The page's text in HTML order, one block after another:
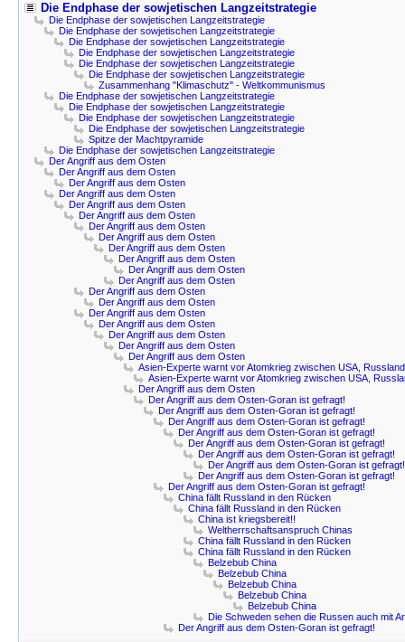
Die Endphase der sowjetischen Langzeitstrategie
Die Endphase der sowjetischen Langzeitstrategie
Die Endphase der sowjetischen Langzeitstrategie
Die Endphase der sowjetischen Langzeitstrategie
Die Endphase der sowjetischen Langzeitstrategie
Die Endphase der sowjetischen Langzeitstrategie
Die Endphase der sowjetischen Langzeitstrategie
Zusammenhang "Klimaschutz" - Weltkommunismus
Die Endphase der sowjetischen Langzeitstrategie
Die Endphase der sowjetischen Langzeitstrategie
Die Endphase der sowjetischen Langzeitstrategie
Die Endphase der sowjetischen Langzeitstrategie
Spitze der Machtpyramide
Die Endphase der sowjetischen Langzeitstrategie
Der Angriff aus dem Osten
Der Angriff aus dem Osten
Der Angriff aus dem Osten
Der Angriff aus dem Osten
Der Angriff aus dem Osten
Der Angriff aus dem Osten
Der Angriff aus dem Osten
Der Angriff aus dem Osten
Der Angriff aus dem Osten
Der Angriff aus dem Osten
Der Angriff aus dem Osten
Der Angriff aus dem Osten
Der Angriff aus dem Osten
Der Angriff aus dem Osten
Der Angriff aus dem Osten
Der Angriff aus dem Osten
Der Angriff aus dem Osten
Der Angriff aus dem Osten
Der Angriff aus dem Osten
Asien-Experte warnt vor Atomkrieg zwischen USA,
Asien-Experte warnt vor Atomkrieg zwischen USA,
Der Angriff aus dem Osten
Der Angriff aus dem Osten-Goran ist gefragt!
Der Angriff aus dem Osten-Goran ist gefragt!
Der Angriff aus dem Osten-Goran ist gefragt!
Der Angriff aus dem Osten-Goran ist gefragt!
Der Angriff aus dem Osten-Goran ist gefragt!
Der Angriff aus dem Osten-Goran ist gefragt!
Der Angriff aus dem Osten-Goran ist gefragt!
Der Angriff aus dem Osten-Goran ist gefragt!
Der Angriff aus dem Osten-Goran ist gefragt!
China fällt Russland in den Rücken
China fällt Russland in den Rücken
China ist kriegsbereit!!
Weltherrschaftsanspruch Chinas
China fällt Russland in den Rücken
China fällt Russland in den Rücken
Belzebub China
Belzebub China
Belzebub China
Belzebub China
Belzebub China
Die Schweden sehen die Russen auch mit
Der Angriff aus dem Osten-Goran ist gefragt!